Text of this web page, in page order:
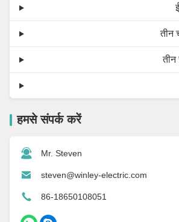
तीन
तीन
हमसे संपर्क करें
Mr. Steven
steven@winley-electric.com
86-18650108051